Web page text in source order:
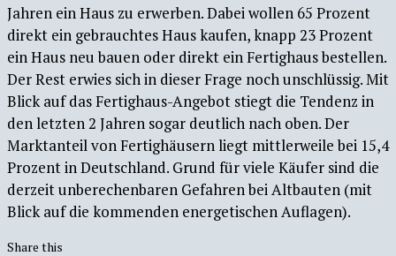
Jahren ein Haus zu erwerben. Dabei wollen 65 Prozent
direkt ein gebrauchtes Haus kaufen, knapp 23 Prozent
ein Haus neu bauen oder direkt ein Fertighaus bestellen.
Der Rest erwies sich in dieser Frage noch unschlüssig. Mit
Blick auf das Fertighaus-Angebot stiegt die Tendenz in
den letzten 2 Jahren sogar deutlich nach oben. Der
Marktanteil von Fertighäusern liegt mittlerweile bei 15,4
Prozent in Deutschland. Grund für viele Käufer sind die
derzeit unberechenbaren Gefahren bei Altbauten (mit
Blick auf die kommenden energetischen Auflagen).
Share this